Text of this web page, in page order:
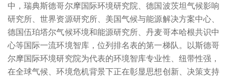
中，瑞典斯德哥尔摩国际环境研究院、德国波茨坦气候影响
研究所、世界资源研究所、美国气候与能源解决方案中心、
德国伍珀塔尔气候环境和能源研究所、丹麦哥本哈根共识中
心等国际一流环境智库，位列排名表的第一梯队。以斯德哥
尔摩国际环境研究院为代表的环境智库专业性、纽带性强，
在全球气候、环境危机背景下正在彰显思想创新、决策支持